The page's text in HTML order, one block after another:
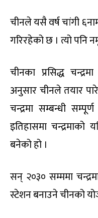
चीनले यसै वर्ष चांगी
गरिरहेको छ । त्यो
चीनका प्रसिद्ध
अनुसार चीनले तयार
चन्द्रमा सम्बन्धी
इतिहासमा
बनेको हो ।
सन् २०३० सम्ममा
स्टेशन बनाउने चीनको